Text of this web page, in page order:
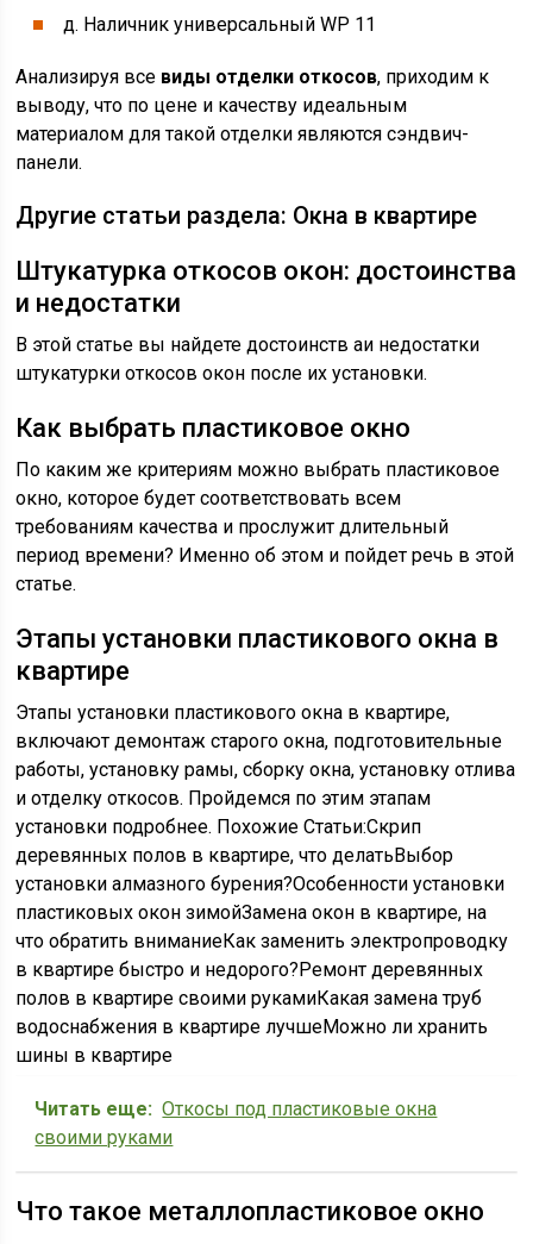
д. Наличник универсальный WP 11
Анализируя все виды отделки откосов, приходим к
выводу, что по цене и качеству идеальным
материалом для такой отделки являются сэндвич-
панели.
Другие статьи раздела: Окна в квартире
Штукатурка откосов окон: достоинства
и недостатки
В этой статье вы найдете достоинств аи недостатки
штукатурки откосов окон после их установки.
Как выбрать пластиковое окно
По каким же критериям можно выбрать пластиковое
окно, которое будет соответствовать всем
требованиям качества и прослужит длительный
период времени? Именно об этом и пойдет речь в этой
статье.
Этапы установки пластикового окна в
квартире
Этапы установки пластикового окна в квартире,
включают демонтаж старого окна, подготовительные
работы, установку рамы, сборку окна, установку отлива
и отделку откосов. Пройдемся по этим этапам
установки подробнее. Похожие Статьи:Скрип
деревянных полов в квартире, что делатьВыбор
установки алмазного бурения?Особенности установки
пластиковых окон зимойЗамена окон в квартире, на
что обратить вниманиеКак заменить электропроводку
в квартире быстро и недорого?Ремонт деревянных
полов в квартире своими рукамиКакая замена труб
водоснабжения в квартире лучшеМожно ли хранить
шины в квартире
Читать еще: Откосы под пластиковые окна
своими руками
Что такое металлопластиковое окно